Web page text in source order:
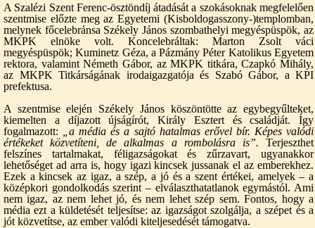
A Szalézi Szent Ferenc-ösztöndíj átadását a szokásoknak megfelelően
szentmise előzte meg az Egyetemi (Kisboldogasszony-)templomban,
melynek főcelebránsa Székely János szombathelyi megyéspüspök, az
MKPK elnöke volt. Koncelebráltak: Marton Zsolt váci
megyéspüspök; Kuminetz Géza, a Pázmány Péter Katolikus Egyetem
rektora, valamint Németh Gábor, az MKPK titkára, Czapkó Mihály,
az MKPK Titkárságának irodaigazgatója és Szabó Gábor, a KPI
prefektusa.
A szentmise elején Székely János köszöntötte az egybegyűlteket,
kiemelten a díjazott újságírót, Király Esztert és családját. Így
fogalmazott:
„a média és a sajtó hatalmas erővel bír. Képes valódi
értékeket közvetíteni, de alkalmas a rombolásra is”. Terjeszthet
felszínes tartalmakat, féligazságokat és zűrzavart, ugyanakkor
lehetőséget ad arra is, hogy igazi kincsek jussanak el az emberekhez.
Ezek a kincsek az igaz, a szép, a jó és a szent értékei, amelyek – a
középkori gondolkodás szerint – elválaszthatatlanok egymástól. Ami
nem igaz, az nem lehet jó, és nem lehet szép sem. Fontos, hogy a
média ezt a küldetését teljesítse: az igazságot szolgálja, a szépet és a
jót közvetítse, az ember valódi kiteljesedését támogatva.